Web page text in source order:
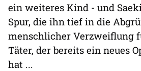
ein weiteres Kind - und
Spur, die ihn tief in die
menschlicher Verzweiflung
Täter, der bereits ein neues
hat ...